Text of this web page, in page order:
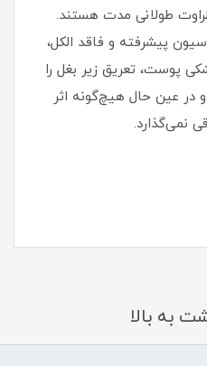
طولانی‌ مدت هستند.
پیشرفته و فاقد الکل،
پوست، تعریق زیر بغل را
و در عین حال هیچ‌گونه اثر
نمی‌گذارد.
به بالا